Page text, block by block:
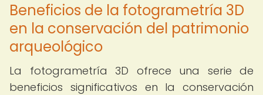
Beneficios de la fotogrametría 3D
en la conservación del patrimonio
arqueológico
La fotogrametría 3D ofrece una serie de
beneficios significativos en la conservación